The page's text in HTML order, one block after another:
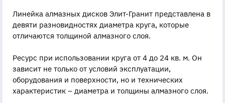
Линейка алмазных дисков Элит-Гранит представлена в
девяти разновидностях диаметра круга, которые
отличаются толщиной алмазного слоя.
Ресурс при использовании круга от 4 до 24 кв. м. Он
зависит не только от условий эксплуатации,
оборудования и поверхности, но и технических
характеристик – диаметра и толщины алмазного слоя.